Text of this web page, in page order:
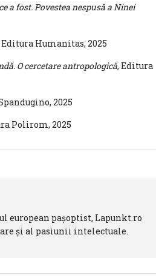
a fost. Povestea nespusă a Ninei
Editura Humanitas, 2025
O cercetare antropologică, Editura
2025
Polirom, 2025
european paşoptist, Lapunkt.ro
şi al pasiunii intelectuale.